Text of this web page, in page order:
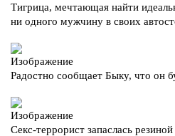
Тигрица, мечтающая найти
ни одного мужчину в своих
Радостно сообщает Быку, что он
Секс-террорист запаслась